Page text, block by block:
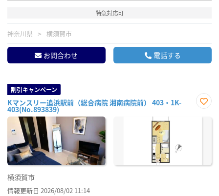
特急対応可
神奈川県 横須賀市
お問合わせ 電話する
割引キャンペーン
Kマンスリー追浜駅前（総合病院 湘南病院前） 403・1K-
403(No.893839)
に入
横須賀市
情報更新日 2026/08/02 11:14